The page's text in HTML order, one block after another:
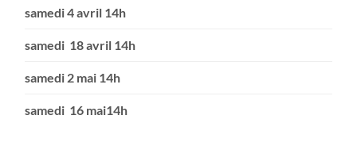
samedi 4 avril 14h
samedi 18 avril 14h
samedi 2 mai 14h
samedi 16 mai14h